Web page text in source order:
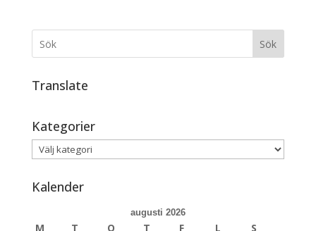
Sök
Translate
Kategorier
Kategorier
Kalender
augusti 2026
M T O T F L
S